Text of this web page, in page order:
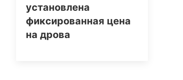
установлена
фиксированная цена
на дрова